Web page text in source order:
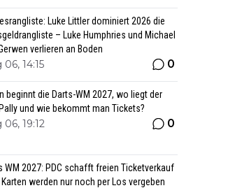
Luke Littler dominiert 2026 die
– Luke Humphries und Michael
verlieren an Boden
06, 14:15 0
beginnt die Darts-WM 2027, wo liegt der
und wie bekommt man Tickets?
06, 19:12 0
WM 2027: PDC schafft freien Ticketverkauf
werden nur noch per Los vergeben